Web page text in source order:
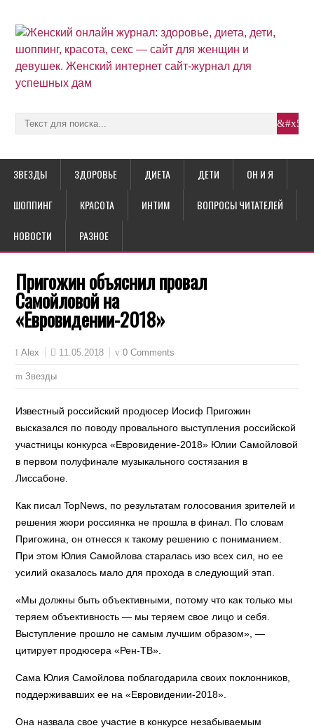
ЗВЕЗДЫ ЗДОРОВЬЕ ДИЕТА ДЕТИ ОН И Я
ШОППИНГ КРАСОТА ИНТИМ ВОПРОСЫ ЧИТАТЕЛЕЙ
НОВОСТИ РАЗНОЕ
Пригожин объяснил провал
Самойловой на
«Евровидении-2018»
Alex 11.05.2018 0 Comments
Звезды
Известный российский продюсер Иосиф Пригожин
высказался по поводу провального выступления российской
участницы конкурса «Евровидение-2018» Юлии Самойловой
в первом полуфинале музыкального состязания в
Лиссабоне.
Как писал TopNews, по результатам голосования зрителей и
решения жюри россиянка не прошла в финал. По словам
Пригожина, он отнесся к такому решению с пониманием.
При этом Юлия Самойлова старалась изо всех сил, но ее
усилий оказалось мало для прохода в следующий этап.
«Мы должны быть объективными, потому что как только мы
теряем объективность — мы теряем свое лицо и себя.
Выступление прошло не самым лучшим образом», —
цитирует продюсера «Рен-ТВ».
Сама Юлия Самойлова поблагодарила своих поклонников,
поддерживавших ее на «Евровидении-2018».
Она назвала свое участие в конкурсе незабываемым